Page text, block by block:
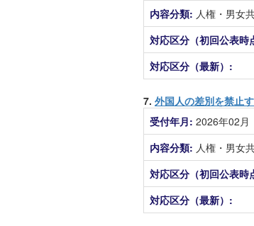
内容分類: 人権・男女
対応区分（初回公表
対応区分（最新）:
7. 外国人の差別を禁止
受付年月: 2026年02月
内容分類: 人権・男女
対応区分（初回公表
対応区分（最新）: